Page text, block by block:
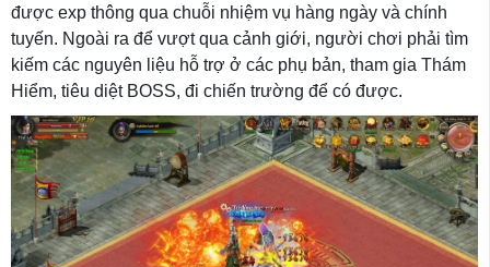
được exp thông qua chuỗi nhiệm vụ hàng ngày và chính
tuyến. Ngoài ra để vượt qua cảnh giới, người chơi phải tìm
kiếm các nguyên liệu hỗ trợ ở các phụ bản, tham gia Thám
Hiểm, tiêu diệt BOSS, đi chiến trường để có được.